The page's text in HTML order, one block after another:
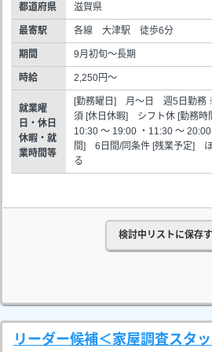
都道府県 滋賀県
最寄駅 各線 大津駅 徒歩6分
期間 9月初旬～長期
時給 2,250円～
就業曜
日・休日
休暇・就
業時間等
[勤務曜日] 月～日 週5日勤務
須 [休日休暇] シフト休 [勤務
10:30 ～ 19:00 ・11:30 ～
間] 6日間/同条件 [残業予定] ほ
る
検討中リストに保存
リーダー候補＜家屋調査スタ